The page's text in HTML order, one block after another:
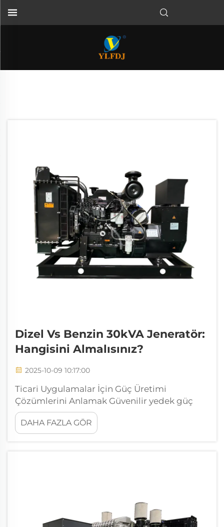
Dizel Vs Benzin 30kVA Jeneratör:
Hangisini Almalısınız?
2025-10-09 10:17:00
Ticari Uygulamalar İçin Güç Üretimi
Çözümlerini Anlamak Güvenilir yedek güç
çözümleri konusunda, 30kVA'lık bir jeneratör
orta ölçekli işletmeler, inşaat alanları ve ticari
tesisler için kritik bir yatırımdır. Seçim...
DAHA FAZLA GÖR